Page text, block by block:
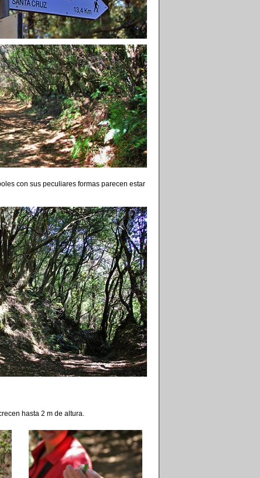
con sus peculiares formas parecen estar
hasta 2 m de altura.